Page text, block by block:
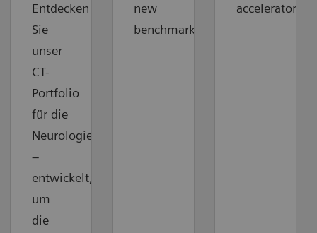
Entdecken
Sie
unser
CT-
Portfolio
für die
Neurologie
–
entwickelt,
um
die
new
benchmark
accelerator